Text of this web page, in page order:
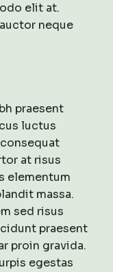
elit at.
neque
praesent
luctus
at risus
elementum
massa.
sed risus
praesent
proin gravida.
egestas